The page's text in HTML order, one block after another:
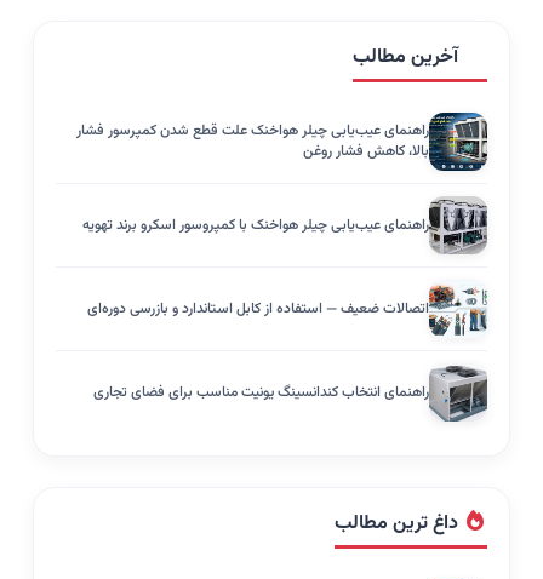
آخرین مطالب
راهنمای عیب‌یابی چیلر هواخنک علت قطع شدن کمپرسور فشار
بالا، کاهش فشار روغن
راهنمای عیب‌یابی چیلر هواخنک با کمپروسور اسکرو برند تهویه
اتصالات ضعیف — استفاده از کابل استاندارد و بازرسی دوره‌ای
راهنمای انتخاب کندانسینگ یونیت مناسب برای فضای تجاری
داغ ترین مطالب